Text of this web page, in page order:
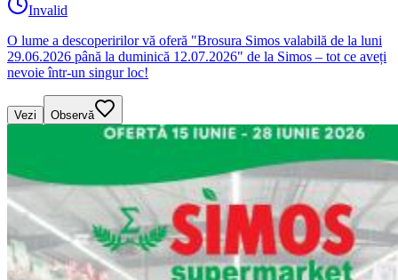
Invalid
O lume a descoperirilor vă oferă "Brosura Simos valabilă de la luni
29.06.2026 până la duminică 12.07.2026" de la Simos – tot ce aveți
nevoie într-un singur loc!
Vezi Observă